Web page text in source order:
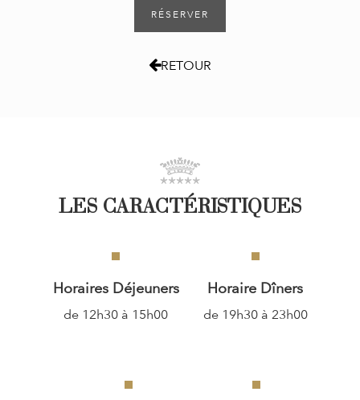
RÉSERVER
RETOUR
LES CARACTÉRISTIQUES
Horaires Déjeuners
de 12h30 à 15h00
Horaire Dîners
de 19h30 à 23h00